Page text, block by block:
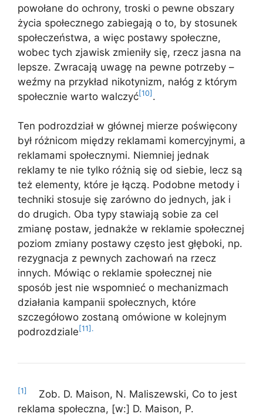
powołane do ochrony, troski o pewne obszary
życia społecznego zabiegają o to, by stosunek
społeczeństwa, a więc postawy społeczne,
wobec tych zjawisk zmieniły się, rzecz jasna na
lepsze. Zwracają uwagę na pewne potrzeby –
weźmy na przykład nikotynizm, nałóg z którym
społecznie warto walczyć[10] .
Ten podrozdział w głównej mierze poświęcony
był różnicom między reklamami komercyjnymi, a
reklamami społecznymi. Niemniej jednak
reklamy te nie tylko różnią się od siebie, lecz są
też elementy, które je łączą. Podobne metody i
techniki stosuje się zarówno do jednych, jak i
do drugich. Oba typy stawiają sobie za cel
zmianę postaw, jednakże w reklamie społecznej
poziom zmiany postawy często jest głęboki, np.
rezygnacja z pewnych zachowań na rzecz
innych. Mówiąc o reklamie społecznej nie
sposób jest nie wspomnieć o mechanizmach
działania kampanii społecznych, które
szczegółowo zostaną omówione w kolejnym
podrozdziale [11].
[1]
Zob. D. Maison, N. Maliszewski, Co to jest
reklama społeczna, [w:] D. Maison, P.